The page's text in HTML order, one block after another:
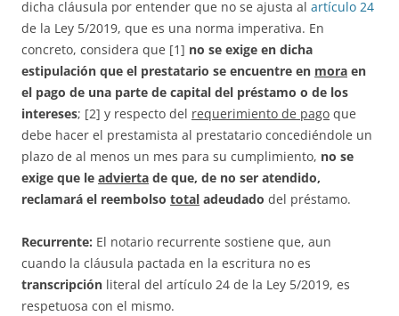
dicha cláusula por entender que no se ajusta al artículo 24
de la Ley 5/2019, que es una norma imperativa. En
concreto, considera que [1] no se exige en dicha
estipulación que el prestatario se encuentre en mora en
el pago de una parte de capital del préstamo o de los
intereses; [2] y respecto del requerimiento de pago que
debe hacer el prestamista al prestatario concediéndole un
plazo de al menos un mes para su cumplimiento, no se
exige que le advierta de que, de no ser atendido,
reclamará el reembolso total adeudado del préstamo.
Recurrente: El notario recurrente sostiene que, aun
cuando la cláusula pactada en la escritura no es
transcripción literal del artículo 24 de la Ley 5/2019, es
respetuosa con el mismo.